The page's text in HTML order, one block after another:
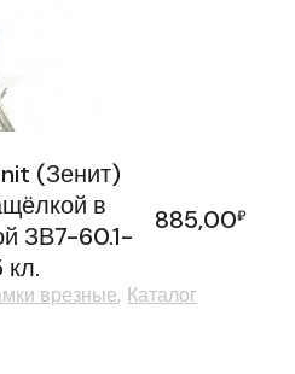
(Зенит)
в
ЗВ7-60.1-
кл.
885,00₽
врезные Каталог